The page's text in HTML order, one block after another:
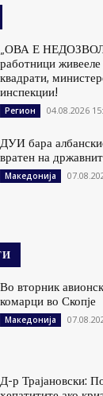
„ОВА Е
работници живееле
квадрати,
инспекции!
Регион 04.08.2026
ДУИ бара
вратен на
Македонија
Во вторник
комарци во Скопје
Македонија
Д-р Трајановски: